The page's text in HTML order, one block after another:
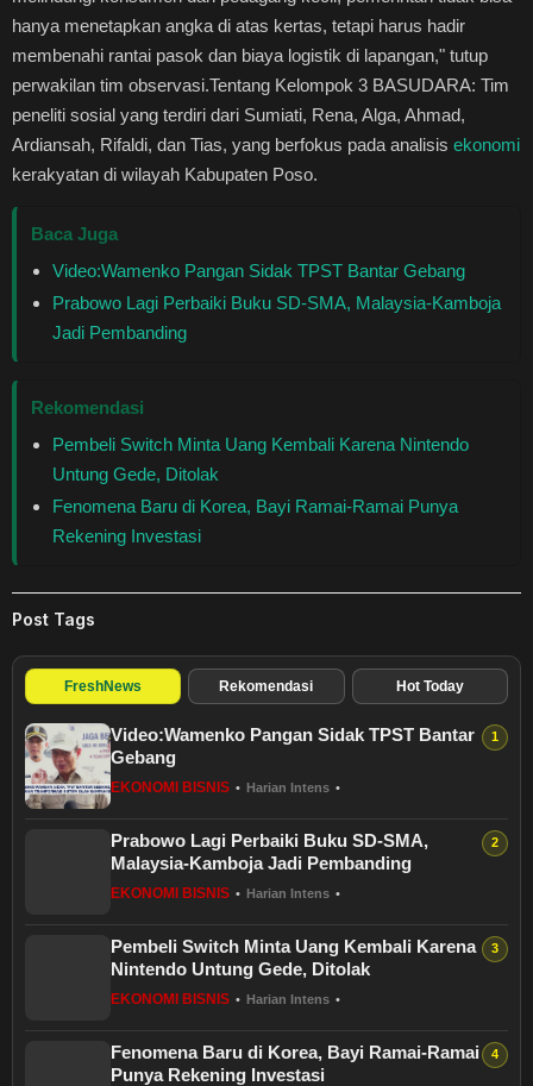
hanya menetapkan angka di atas kertas, tetapi harus hadir
membenahi rantai pasok dan biaya logistik di lapangan," tutup
perwakilan tim observasi. ​Tentang Kelompok 3 BASUDARA: Tim
peneliti sosial yang terdiri dari Sumiati, Rena, Alga, Ahmad,
Ardiansah, Rifaldi, dan Tias, yang berfokus pada analisis ekonomi
kerakyatan di wilayah Kabupaten Poso.
Baca Juga
Video:Wamenko Pangan Sidak TPST Bantar Gebang
Prabowo Lagi Perbaiki Buku SD-SMA, Malaysia-Kamboja
Jadi Pembanding
Rekomendasi
Pembeli Switch Minta Uang Kembali Karena Nintendo
Untung Gede, Ditolak
Fenomena Baru di Korea, Bayi Ramai-Ramai Punya
Rekening Investasi
Post Tags
FreshNews Rekomendasi Hot Today
Video:Wamenko Pangan Sidak TPST Bantar
Gebang
EKONOMI BISNIS • Harian Intens •
Prabowo Lagi Perbaiki Buku SD-SMA,
Malaysia-Kamboja Jadi Pembanding
EKONOMI BISNIS • Harian Intens •
Pembeli Switch Minta Uang Kembali Karena
Nintendo Untung Gede, Ditolak
EKONOMI BISNIS • Harian Intens •
Fenomena Baru di Korea, Bayi Ramai-Ramai
Punya Rekening Investasi